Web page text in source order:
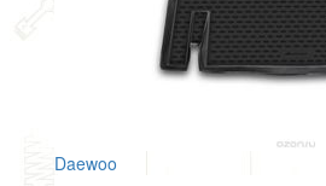
Daewoo